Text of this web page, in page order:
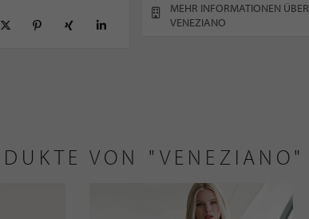
MEHR INFORMATIONEN ÜBER
VENEZIANO
VON "VENEZIANO"